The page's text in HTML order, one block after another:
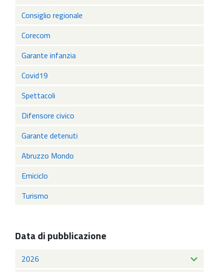
Consiglio regionale
Corecom
Garante infanzia
Covid19
Spettacoli
Difensore civico
Garante detenuti
Abruzzo Mondo
Emiciclo
Turismo
Data di pubblicazione
2026